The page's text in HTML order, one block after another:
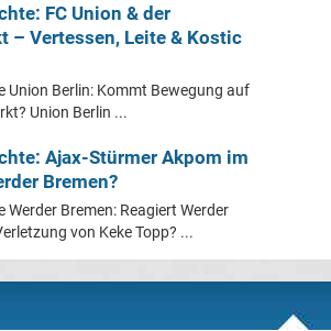
FC Union & der
– Vertessen, Leite & Kostic
Union Berlin: Kommt Bewegung auf
Union Berlin ...
Ajax-Stürmer Akpom im
Bremen?
Werder Bremen: Reagiert Werder
von Keke Topp? ...